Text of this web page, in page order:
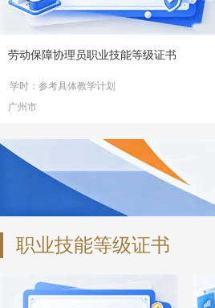
劳动保障协理员职业技能等级证书
学时：参考具体教学计划
广州市
职业技能等级证书